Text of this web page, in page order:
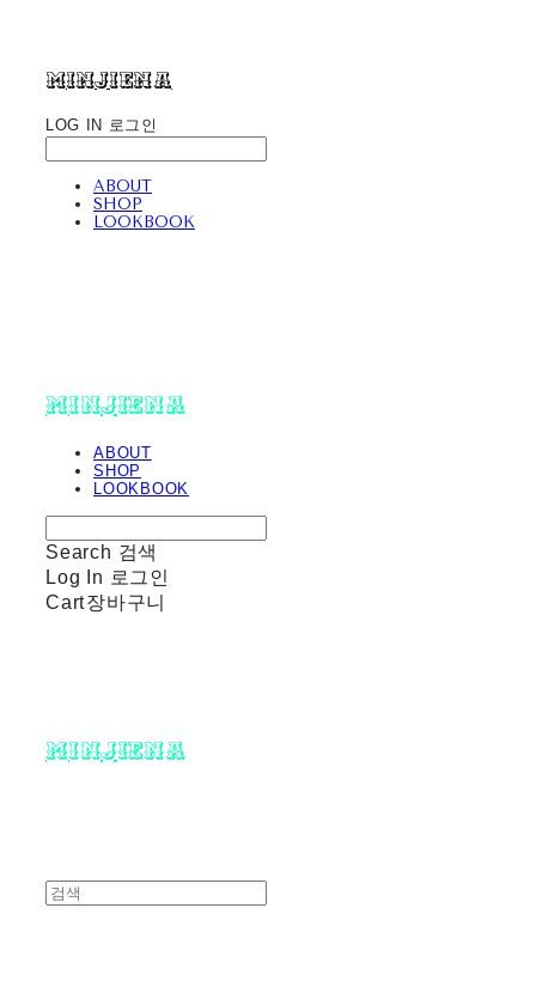
minjiena
LOG IN 로그인
ABOUT
SHOP
LOOKBOOK
minjiena
ABOUT
SHOP
LOOKBOOK
Search 검색
Log In 로그인
Cart장바구니
minjiena